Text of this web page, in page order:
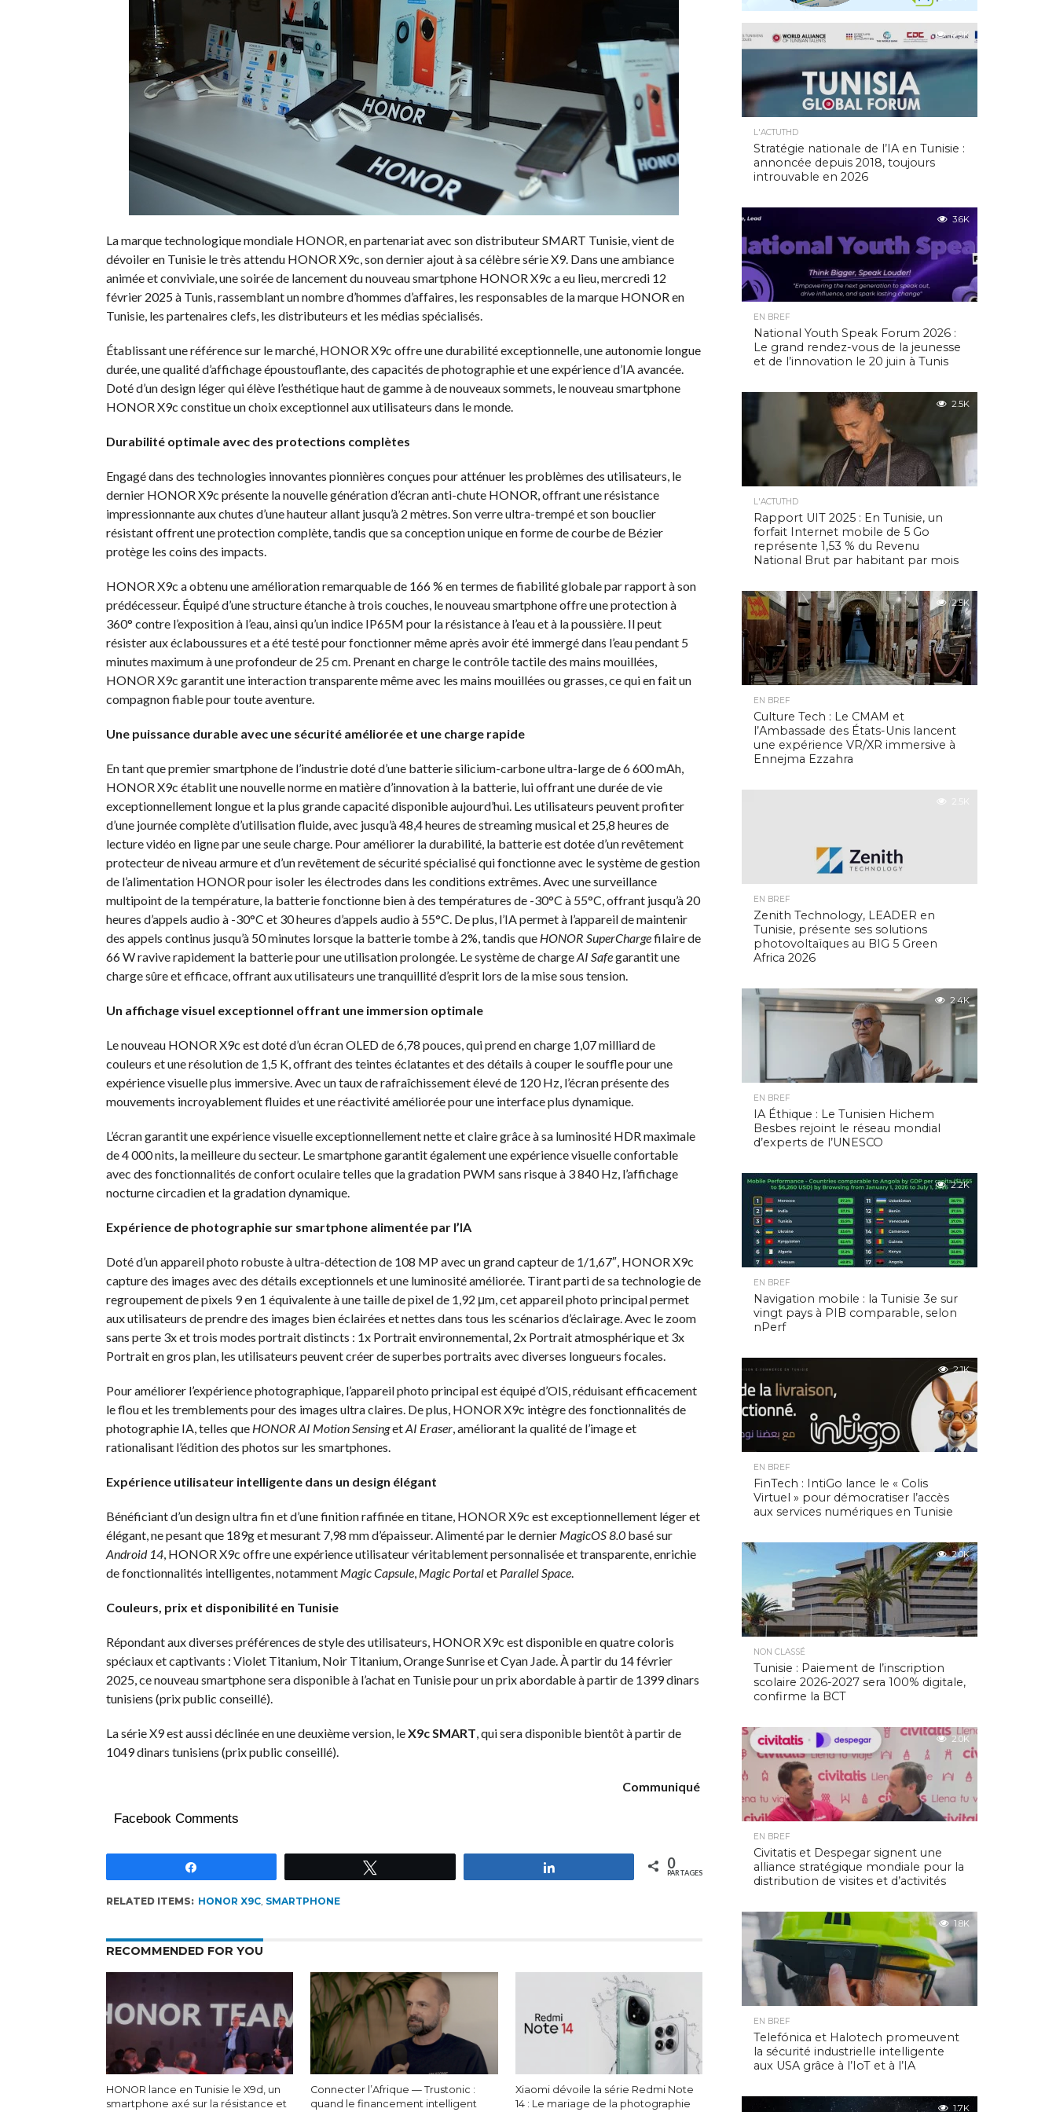
La marque technologique mondiale HONOR, en partenariat avec son distributeur SMART Tunisie, vient de
dévoiler en Tunisie le très attendu HONOR X9c, son dernier ajout à sa célèbre série X9. Dans une ambiance
animée et conviviale, une soirée de lancement du nouveau smartphone HONOR X9c a eu lieu, mercredi 12
février 2025 à Tunis, rassemblant un nombre d’hommes d’affaires, les responsables de la marque HONOR en
Tunisie, les partenaires clefs, les distributeurs et les médias spécialisés.
Établissant une référence sur le marché, HONOR X9c offre une durabilité exceptionnelle, une autonomie longue
durée, une qualité d’affichage époustouflante, des capacités de photographie et une expérience d’IA avancée.
Doté d’un design léger qui élève l’esthétique haut de gamme à de nouveaux sommets, le nouveau smartphone
HONOR X9c constitue un choix exceptionnel aux utilisateurs dans le monde.
Durabilité optimale avec des protections complètes
Engagé dans des technologies innovantes pionnières conçues pour atténuer les problèmes des utilisateurs, le
dernier HONOR X9c présente la nouvelle génération d’écran anti-chute HONOR, offrant une résistance
impressionnante aux chutes d’une hauteur allant jusqu’à 2 mètres. Son verre ultra-trempé et son bouclier
résistant offrent une protection complète, tandis que sa conception unique en forme de courbe de Bézier
protège les coins des impacts.
HONOR X9c a obtenu une amélioration remarquable de 166 % en termes de fiabilité globale par rapport à son
prédécesseur. Équipé d’une structure étanche à trois couches, le nouveau smartphone offre une protection à
360° contre l’exposition à l’eau, ainsi qu’un indice IP65M pour la résistance à l’eau et à la poussière. Il peut
résister aux éclaboussures et a été testé pour fonctionner même après avoir été immergé dans l’eau pendant 5
minutes maximum à une profondeur de 25 cm. Prenant en charge le contrôle tactile des mains mouillées,
HONOR X9c garantit une interaction transparente même avec les mains mouillées ou grasses, ce qui en fait un
compagnon fiable pour toute aventure.
Une puissance durable avec une sécurité améliorée et une charge rapide
En tant que premier smartphone de l’industrie doté d’une batterie silicium-carbone ultra-large de 6 600 mAh,
HONOR X9c établit une nouvelle norme en matière d’innovation à la batterie, lui offrant une durée de vie
exceptionnellement longue et la plus grande capacité disponible aujourd’hui. Les utilisateurs peuvent profiter
d’une journée complète d’utilisation fluide, avec jusqu’à 48,4 heures de streaming musical et 25,8 heures de
lecture vidéo en lignepar une seule charge. Pour améliorer la durabilité, la batterie est dotée d’un revêtement
protecteur de niveau armure et d’un revêtement de sécurité spécialisé qui fonctionne avec le système de gestion
de l’alimentation HONOR pour isoler les électrodes dans les conditions extrêmes. Avec une surveillance
multipoint de la température, la batterie fonctionne bien à des températures de -30°C à 55°C, offrant jusqu’à 20
heures d’appels audio à -30°C et 30 heures d’appels audio à 55°C. De plus, l’IA permet à l’appareil de maintenir
des appels continus jusqu’à 50 minutes lorsque la batterie tombe à 2%, tandis que HONOR SuperChargefilaire de
66 Wravive rapidement la batterie pour une utilisation prolongée. Le système de chargeAI Safegarantit une
charge sûre et efficace, offrant aux utilisateurs une tranquillité d’esprit lors de la mise sous tension.
Un affichage visuel exceptionnel offrant une immersion optimale
Le nouveau HONOR X9c est doté d’un écran OLED de 6,78 pouces, qui prend en charge 1,07 milliard de
couleurs et une résolution de 1,5 K, offrant des teintes éclatantes et des détails à couper le souffle pour une
expérience visuelle plus immersive. Avec un taux de rafraîchissement élevé de 120 Hz, l’écran présente des
mouvements incroyablement fluides et une réactivité améliorée pour une interface plus dynamique.
L’écran garantit une expérience visuelle exceptionnellement nette et claire grâce à sa luminosité HDR maximale
de 4 000 nits, la meilleure du secteur. Le smartphone garantit également une expérience visuelle confortable
avec des fonctionnalités de confort oculaire telles que la gradation PWM sans risque à 3 840 Hz, l’affichage
nocturne circadien et la gradation dynamique.
Expérience de photographie sur smartphone alimentée par l’IA
Doté d’un appareil photo robuste à ultra-détection de 108 MP avec un grand capteur de 1/1,67″, HONOR X9c
capture des images avec des détails exceptionnels et une luminosité améliorée. Tirant parti de sa technologie de
regroupement de pixels 9 en 1 équivalente à une taille de pixel de 1,92 μm, cet appareil photo principal permet
aux utilisateurs de prendre des images bien éclairées et nettes dans tous les scénarios d’éclairage. Avec le zoom
sans perte 3x et trois modes portrait distincts : 1x Portrait environnemental, 2x Portrait atmosphérique et 3x
Portrait en gros plan, les utilisateurs peuvent créer de superbes portraits avec diverses longueurs focales.
Pour améliorer l’expérience photographique, l’appareil photo principal est équipé d’OIS, réduisant efficacement
le flou et les tremblements pour des images ultra claires. De plus, HONOR X9c intègre des fonctionnalités de
photographie IA, telles que HONOR AI Motion SensingetAI Eraser, améliorant la qualité de l’image et
rationalisant l’édition des photos sur les smartphones.
Expérience utilisateur intelligente dans un design élégant
Bénéficiant d’un design ultra fin et d’une finition raffinée en titane, HONOR X9c est exceptionnellement léger et
élégant, ne pesant que 189g et mesurant 7,98 mmd’épaisseur. Alimenté par le dernier MagicOS 8.0basé sur
Android 14, HONOR X9c offre une expérience utilisateur véritablement personnalisée et transparente, enrichie
de fonctionnalités intelligentes, notamment Magic Capsule, Magic Portalet Parallel Space.
Couleurs, prix et disponibilité en Tunisie
Répondant aux diverses préférences de style des utilisateurs, HONOR X9c est disponible en quatre coloris
spéciaux et captivants : Violet Titanium, Noir Titanium, Orange Sunrise et Cyan Jade. À partir du 14 février
2025, ce nouveau smartphone sera disponible à l’achat en Tunisie pour un prix abordable à partir de 1399 dinars
tunisiens (prix public conseillé).
La série X9 est aussi déclinée en une deuxième version, leX9c SMART, qui sera disponible bientôt à partir de
1049 dinars tunisiens (prix public conseillé).
Communiqué
Facebook Comments
0
PARTAGES
RELATED ITEMS: HONOR X9C, SMARTPHONE
RECOMMENDED FOR YOU
HONOR lance en Tunisie le X9d, un
smartphone axé sur la résistance et
Connecter l’Afrique — Trustonic :
quand le financement intelligent
Xiaomi dévoile la série Redmi Note
14 : Le mariage de la photographie
4.9K
L'ACTUTHD
Stratégie nationale de l’IA en Tunisie :
annoncée depuis 2018, toujours
introuvable en 2026
3.6K
EN BREF
National Youth Speak Forum 2026 :
Le grand rendez-vous de la jeunesse
et de l’innovation le 20 juin à Tunis
2.5K
L'ACTUTHD
Rapport UIT 2025 : En Tunisie, un
forfait Internet mobile de 5 Go
représente 1,53 % du Revenu
National Brut par habitant par mois
2.5K
EN BREF
Culture Tech : Le CMAM et
l’Ambassade des États-Unis lancent
une expérience VR/XR immersive à
Ennejma Ezzahra
2.5K
EN BREF
Zenith Technology, LEADER en
Tunisie, présente ses solutions
photovoltaïques au BIG 5 Green
Africa 2026
2.4K
EN BREF
IA Éthique : Le Tunisien Hichem
Besbes rejoint le réseau mondial
d’experts de l’UNESCO
2.2K
EN BREF
Navigation mobile : la Tunisie 3e sur
vingt pays à PIB comparable, selon
nPerf
2.1K
EN BREF
FinTech : IntiGo lance le « Colis
Virtuel » pour démocratiser l’accès
aux services numériques en Tunisie
2.0K
NON CLASSÉ
Tunisie : Paiement de l’inscription
scolaire 2026-2027 sera 100% digitale,
confirme la BCT
2.0K
EN BREF
Civitatis et Despegar signent une
alliance stratégique mondiale pour la
distribution de visites et d’activités
1.8K
EN BREF
Telefónica et Halotech promeuvent
la sécurité industrielle intelligente
aux USA grâce à l’IoT et à l’IA
1.7K